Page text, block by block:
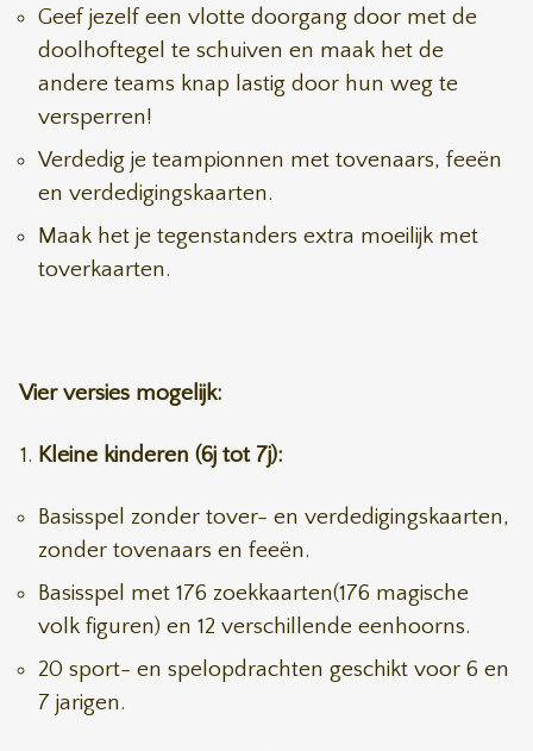
Geef jezelf een vlotte doorgang door met de
doolhoftegel te schuiven en maak het de
andere teams knap lastig door hun weg te
versperren!
Verdedig je teampionnen met tovenaars, feeën
en verdedigingskaarten.
Maak het je tegenstanders extra moeilijk met
toverkaarten.
Vier versies mogelijk:
Kleine kinderen (6j tot 7j):
Basisspel zonder tover- en verdedigingskaarten,
zonder tovenaars en feeën.
Basisspel met 176 zoekkaarten(176 magische
volk figuren) en 12 verschillende eenhoorns.
20 sport- en spelopdrachten geschikt voor 6 en
7 jarigen.